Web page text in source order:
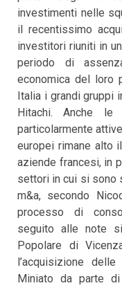
investimenti nelle
il recentissimo
investitori riuniti in
periodo di
economica del loro
Italia i grandi gruppi
Hitachi. Anche le
particolarmente
europei rimane alto
aziende francesi, in
settori in cui si sono
m&a, secondo
processo di
seguito alle note
Popolare di
l’acquisizione
Miniato da parte